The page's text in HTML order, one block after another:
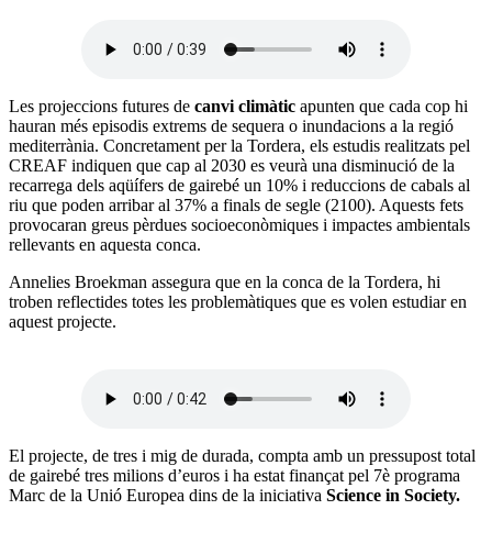
Les projeccions futures de canvi climàtic apunten que cada cop hi
hauran més episodis extrems de sequera o inundacions a la regió
mediterrània. Concretament per la Tordera, els estudis realitzats pel
CREAF indiquen que cap al 2030 es veurà una disminució de la
recarrega dels aqüífers de gairebé un 10% i reduccions de cabals al
riu que poden arribar al 37% a finals de segle (2100). Aquests fets
provocaran greus pèrdues socioeconòmiques i impactes ambientals
rellevants en aquesta conca.
Annelies Broekman assegura que en la conca de la Tordera, hi
troben reflectides totes les problemàtiques que es volen estudiar en
aquest projecte.
El projecte, de tres i mig de durada, compta amb un pressupost total
de gairebé tres milions d’euros i ha estat finançat pel 7è programa
Marc de la Unió Europea dins de la iniciativa Science in Society.